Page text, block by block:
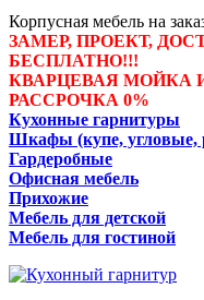
Корпусная мебель на
ЗАМЕР, ПРОЕКТ,
БЕСПЛАТНО!!!
КВАРЦЕВАЯ МОЙКА
РАССРОЧКА 0%
Кухонные гарнитуры
Шкафы (купе, угловые,
Гардеробные
Офисная мебель
Прихожие
Мебель для детской
Мебель для гостиной